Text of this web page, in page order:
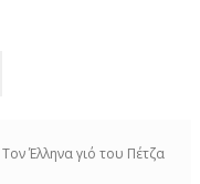
Τον Έλληνα γιό του Πέτζα